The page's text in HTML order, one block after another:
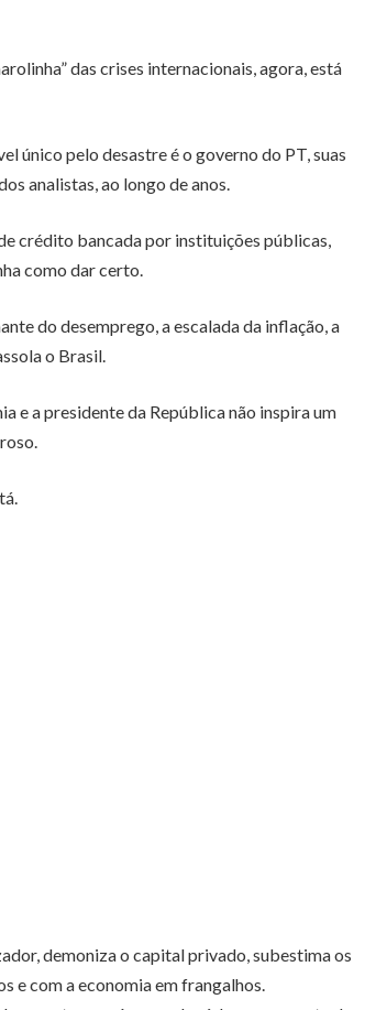
das crises internacionais, agora, está
único pelo desastre é o governo do PT, suas
analistas, ao longo de anos.
crédito bancada por instituições públicas,
como dar certo.
do desemprego, a escalada da inflação, a
o Brasil.
e a presidente da República não inspira um
demoniza o capital privado, subestima os
e com a economia em frangalhos.